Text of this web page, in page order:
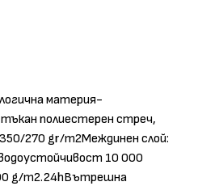
материя-
полиестерен стреч,
270 gr/m2Междинен слой:
10 000
g/m2.24hВътрешна